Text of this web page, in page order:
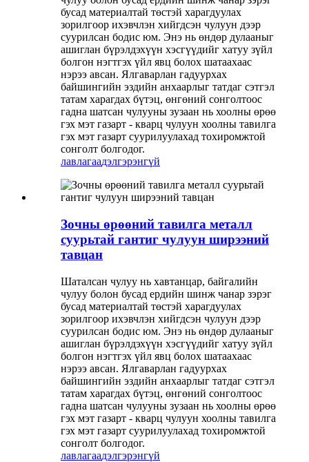
бусад материалтай төстэй харагдуулах
зорилгоор ихэвчлэн хийгдсэн чулуун дээр
суурилсан бодис юм. Энэ нь өндөр дулааныг
ашиглан бүрэлдэхүүн хэсгүүдийг хатуу зүйл
болгон нэгтгэх үйл явц болох шатаахаас
нэрээ авсан. Ялгаварлан гадуурхах
байшингийн эздийн анхаарлыг татдаг сэтгэл
татам харагдах бүтэц, өнгөний сонголтоос
гадна шатсан чулууны зузаан нь хоолны өрөө
гэх мэт газарт - кварц чулуун хоолны тавилга
гэх мэт газарт суурилуулахад тохиромжтой
сонголт болгодог.
лавлагаадэлгэрэнгүй
Зочны өрөөний тавилга металл
суурьтай гантиг чулуун ширээний
тавцан
Шаталсан чулуу нь хавтанцар, байгалийн
чулуу болон бусад ердийн шинж чанар зэрэг
бусад материалтай төстэй харагдуулах
зорилгоор ихэвчлэн хийгдсэн чулуун дээр
суурилсан бодис юм. Энэ нь өндөр дулааныг
ашиглан бүрэлдэхүүн хэсгүүдийг хатуу зүйл
болгон нэгтгэх үйл явц болох шатаахаас
нэрээ авсан. Ялгаварлан гадуурхах
байшингийн эздийн анхаарлыг татдаг сэтгэл
татам харагдах бүтэц, өнгөний сонголтоос
гадна шатсан чулууны зузаан нь хоолны өрөө
гэх мэт газарт - кварц чулуун хоолны тавилга
гэх мэт газарт суурилуулахад тохиромжтой
сонголт болгодог.
лавлагаадэлгэрэнгүй